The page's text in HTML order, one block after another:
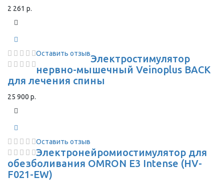
2 261 р.
Оставить отзывЭлектростимулятор
нервно-мышечный Veinoplus BACK
для лечения спины
25 900 р.
Оставить отзыв
Электронейромиостимулятор для
обезболивания OMRON Е3 Intense (HV-
F021-EW)